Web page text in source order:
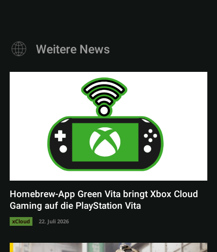
Weitere News
Homebrew-App Green Vita bringt Xbox Cloud
Gaming auf die PlayStation Vita
xCloud 22. Juli 2026